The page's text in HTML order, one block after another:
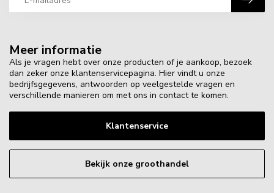
Meer informatie
Als je vragen hebt over onze producten of je aankoop, bezoek
dan zeker onze klantenservicepagina. Hier vindt u onze
bedrijfsgegevens, antwoorden op veelgestelde vragen en
verschillende manieren om met ons in contact te komen.
Klantenservice
Bekijk onze groothandel